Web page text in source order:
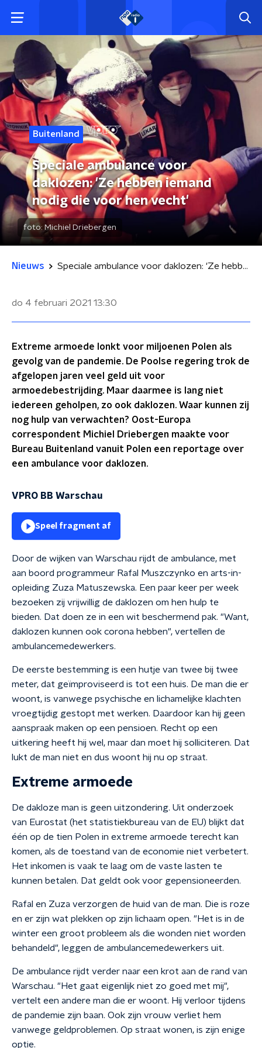
Buitenland
Speciale ambulance voor
daklozen: 'Ze hebben iemand
nodig die voor hen vecht'
foto: Michiel Driebergen
Nieuws Speciale ambulance voor daklozen: 'Ze hebben iemand nodig die voor hen vecht'
do 4 februari 2021 13:30
Extreme armoede lonkt voor miljoenen Polen als
gevolg van de pandemie. De Poolse regering trok de
afgelopen jaren veel geld uit voor
armoedebestrijding. Maar daarmee is lang niet
iedereen geholpen, zo ook daklozen. Waar kunnen zij
nog hulp van verwachten? Oost-Europa
correspondent Michiel Driebergen maakte voor
Bureau Buitenland vanuit Polen een reportage over
een ambulance voor daklozen.
VPRO BB Warschau
Speel fragment af
Door de wijken van Warschau rijdt de ambulance, met
aan boord programmeur Rafal Muszczynko en arts-in-
opleiding Zuza Matuszewska. Een paar keer per week
bezoeken zij vrijwillig de daklozen om hen hulp te
bieden. Dat doen ze in een wit beschermend pak. "Want,
daklozen kunnen ook corona hebben", vertellen de
ambulancemedewerkers.
De eerste bestemming is een hutje van twee bij twee
meter, dat geïmproviseerd is tot een huis. De man die er
woont, is vanwege psychische en lichamelijke klachten
vroegtijdig gestopt met werken. Daardoor kan hij geen
aanspraak maken op een pensioen. Recht op een
uitkering heeft hij wel, maar dan moet hij solliciteren. Dat
lukt de man niet en dus woont hij nu op straat.
Extreme armoede
De dakloze man is geen uitzondering. Uit onderzoek
van Eurostat (het statistiekbureau van de EU) blijkt dat
één op de tien Polen in extreme armoede terecht kan
komen, als de toestand van de economie niet verbetert.
Het inkomen is vaak te laag om de vaste lasten te
kunnen betalen. Dat geldt ook voor gepensioneerden.
Rafal en Zuza verzorgen de huid van de man. Die is roze
en er zijn wat plekken op zijn lichaam open. "Het is in de
winter een groot probleem als die wonden niet worden
behandeld", leggen de ambulancemedewerkers uit.
De ambulance rijdt verder naar een krot aan de rand van
Warschau. "Het gaat eigenlijk niet zo goed met mij",
vertelt een andere man die er woont. Hij verloor tijdens
de pandemie zijn baan. Ook zijn vrouw verliet hem
vanwege geldproblemen. Op straat wonen, is zijn enige
optie.